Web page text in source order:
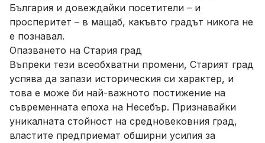
България и довеждайки посетители – и
просперитет – в мащаб, какъвто градът никога не
е познавал.
Опазването на Стария град
Въпреки тези всеобхватни промени, Старият град
успява да запази историческия си характер, и
това е може би най-важното постижение на
съвременната епоха на Несебър. Признавайки
уникалната стойност на средновековния град,
властите предприемат обширни усилия за